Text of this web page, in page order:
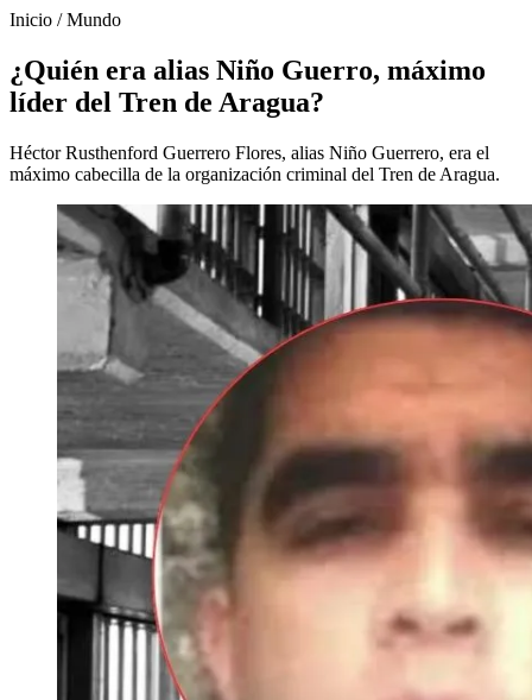
Inicio /Mundo
¿Quién era alias Niño Guerro, máximo
líder del Tren de Aragua?
Héctor Rusthenford Guerrero Flores, alias Niño Guerrero, era el
máximo cabecilla de la organización criminal del Tren de Aragua.